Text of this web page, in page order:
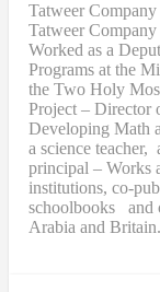
Tatweer
Tatweer
Worked as a
Programs at the
the Two Holy
Project – Director
Developing Math
a science
principal – Works
institutions, co-
schoolbooks and
Arabia and Britain.